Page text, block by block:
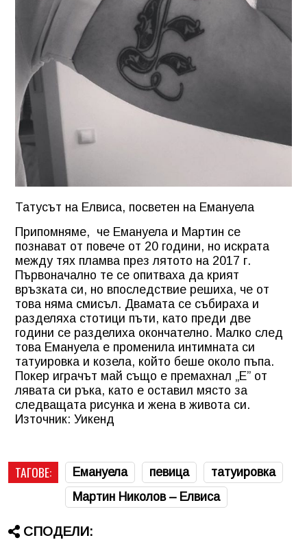
Татусът на Елвиса, посветен на Емануела
Припомняме, че Емануела и Мартин се
познават от повече от 20 години, но искрата
между тях пламва през лятото на 2017 г.
Първоначално те се опитваха да крият
връзката си, но впоследствие решиха, че от
това няма смисъл. Двамата се събираха и
разделяха стотици пъти, като преди две
години се разделиха окончателно. Малко след
това Емануела е променила интимната си
татуировка и козела, който беше около пъпа.
Покер играчът май също е премахнал „Е” от
лявата си ръка, като е оставил място за
следващата рисунка и жена в живота си.
Източник: Уикенд
ТАГОВЕ: Емануела певица
татуировка
Мартин Николов – Елвиса
СПОДЕЛИ: